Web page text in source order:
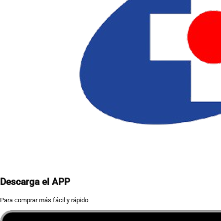
Descarga el APP
Para comprar más fácil y rápido